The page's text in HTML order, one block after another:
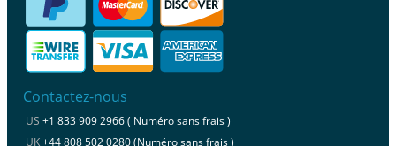
Contactez-nous
US +1 833 909 2966 ( Numéro sans frais )
UK+44 808 502 0280 (Numéro sans frais )